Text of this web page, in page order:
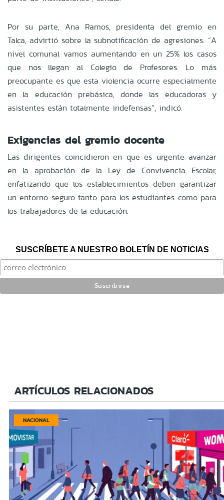
Por su parte, Ana Ramos, presidenta del gremio en
Talca, advirtió sobre la subnotificación de agresiones. “A
nivel comunal vamos aumentando en un 25% los casos
que nos llegan al Colegio de Profesores. Lo más
preocupante es que esta violencia ocurre especialmente
en la educación prebásica, donde las educadoras y
asistentes están totalmente indefensas”, indicó.
Exigencias del gremio docente
Las dirigentes coincidieron en que es urgente avanzar
en la aprobación de la Ley de Convivencia Escolar,
enfatizando que los establecimientos deben garantizar
un entorno seguro tanto para los estudiantes como para
los trabajadores de la educación.
SUSCRÍBETE A NUESTRO BOLETÍN DE NOTICIAS
ARTÍCULOS RELACIONADOS
NACIONAL